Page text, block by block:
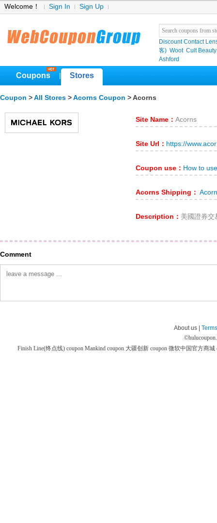
Welcome！ Sign In Sign Up
Discount Contact
客) Woot Cult Beauty
Ashford
Coupons Stores
Coupon > All Stores > Acorns Coupon > Acorns
Site Name： Acorns
Site Url： https://
Coupon use： How to
Acorns Shipping：
Description： 美國證券交
Comment
About us |
©
Finish Line(终点线) coupon Mankind coupon 大疆创新 coupon 微软中国官方商城